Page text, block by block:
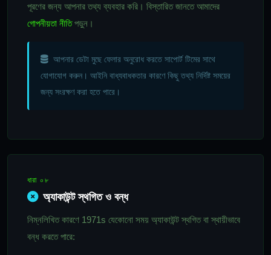
পূরণের জন্য আপনার তথ্য ব্যবহার করি। বিস্তারিত জানতে আমাদের
গোপনীয়তা নীতিপড়ুন।
আপনার ডেটা মুছে ফেলার অনুরোধ করতে সাপোর্ট টিমের সাথে
যোগাযোগ করুন। আইনি বাধ্যবাধকতার কারণে কিছু তথ্য নির্দিষ্ট সময়ের
জন্য সংরক্ষণ করা হতে পারে।
ধারা ০৮
অ্যাকাউন্ট স্থগিত ও বন্ধ
নিম্নলিখিত কারণে 1971s যেকোনো সময় অ্যাকাউন্ট স্থগিত বা স্থায়ীভাবে
বন্ধ করতে পারে: